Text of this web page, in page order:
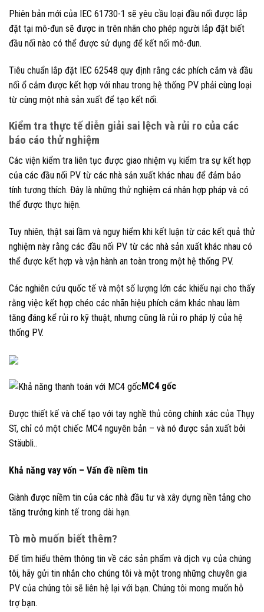
Phiên bản mới của IEC 61730-1 sẽ yêu cầu loại đầu nối được lắp
đặt tại mô-đun sẽ được in trên nhãn cho phép người lắp đặt biết
đầu nối nào có thể được sử dụng để kết nối mô-đun.
Tiêu chuẩn lắp đặt IEC 62548 quy định rằng các phích cắm và đầu
nối ổ cắm được kết hợp với nhau trong hệ thống PV phải cùng loại
từ cùng một nhà sản xuất để tạo kết nối.
Kiểm tra thực tế diễn giải sai lệch và rủi ro của các
báo cáo thử nghiệm
Các viện kiểm tra liên tục được giao nhiệm vụ kiểm tra sự kết hợp
của các đầu nối PV từ các nhà sản xuất khác nhau để đảm bảo
tính tương thích. Đây là những thử nghiệm cá nhân hợp pháp và có
thể được thực hiện.
Tuy nhiên, thật sai lầm và nguy hiểm khi kết luận từ các kết quả thử
nghiệm này rằng các đầu nối PV từ các nhà sản xuất khác nhau có
thể được kết hợp và vận hành an toàn trong một hệ thống PV.
Các nghiên cứu quốc tế và một số lượng lớn các khiếu nại cho thấy
rằng việc kết hợp chéo các nhãn hiệu phích cắm khác nhau làm
tăng đáng kể rủi ro kỹ thuật, nhưng cũng là rủi ro pháp lý của hệ
thống PV.
MC4 gốc
Được thiết kế và chế tạo với tay nghề thủ công chính xác của Thụy
Sĩ, chỉ có một chiếc MC4 nguyên bản – và nó được sản xuất bởi
Stäubli..
Khả năng vay vốn – Vấn đề niềm tin
Giành được niềm tin của các nhà đầu tư và xây dựng nền tảng cho
tăng trưởng kinh tế trong dài hạn.
Tò mò muốn biết thêm?
Để tìm hiểu thêm thông tin về các sản phẩm và dịch vụ của chúng
tôi, hãy gửi tin nhắn cho chúng tôi và một trong những chuyên gia
PV của chúng tôi sẽ liên hệ lại với bạn. Chúng tôi mong muốn hỗ
trợ bạn.